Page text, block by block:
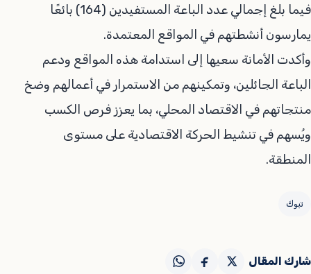
فيما بلغ إجمالي عدد الباعة المستفيدين (164) بائعًا
يمارسون أنشطتهم في المواقع المعتمدة.
وأكدت الأمانة سعيها إلى استدامة هذه المواقع ودعم
الباعة الجائلين، وتمكينهم من الاستمرار في أعمالهم وضخ
منتجاتهم في الاقتصاد المحلي، بما يعزز فرص الكسب
ويُسهم في تنشيط الحركة الاقتصادية على مستوى
المنطقة.
تبوك
شارك المقال